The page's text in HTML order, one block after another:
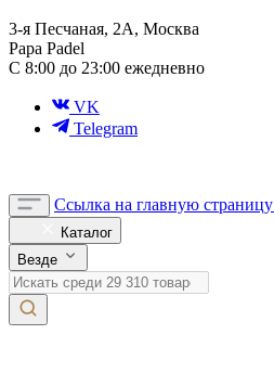
3-я Песчаная, 2А, Москва
Papa Padel
С 8:00 до 23:00 ежедневно
VK
Telegram
Ссылка на главную страницу
Каталог
Везде